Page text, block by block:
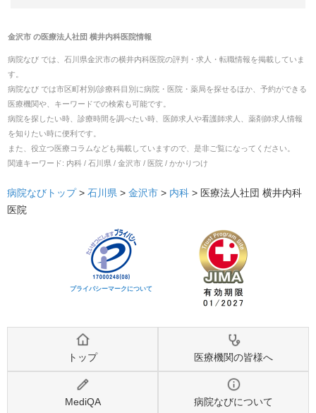
金沢市の医療法人社団 横井内科医院情報
病院なび では、 石川県金沢市の横井内科医院の評判・求人・転職情報を掲載していま
す。
病院なび では市区町村別/診療科目別に病院・医院・薬局を探せるほか、予約ができる
医療機関や、キーワードでの検索も可能です。
病院を探したい時、診療時間を調べたい時、医師求人や看護師求人、薬剤師求人情報
を知りたい時に便利です。
また、役立つ医療コラムなども掲載していますので、是非ご覧になってください。
関連キーワード: 内科 / 石川県 / 金沢市 / 医院 / かかりつけ
病院なびトップ > 石川県 > 金沢市 > 内科 > 医療法人社団 横井内科
医院
プライバシーマークについて
トップ 医療機関の皆様へ
MediQA 病院なびについて